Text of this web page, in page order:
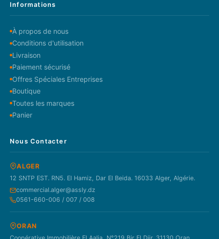
Informations
À propos de nous
Conditions d'utilisation
Livraison
Paiement sécurisé
Offres Spéciales Entreprises
Boutique
Toutes les marques
Panier
Nous Contacter
ALGER
12 SNTP EST. RN5. El Hamiz, Dar El Beida. 16033 Alger, Algérie.
commercial.alger@assly.dz
0561-660-006 / 007 / 008
ORAN